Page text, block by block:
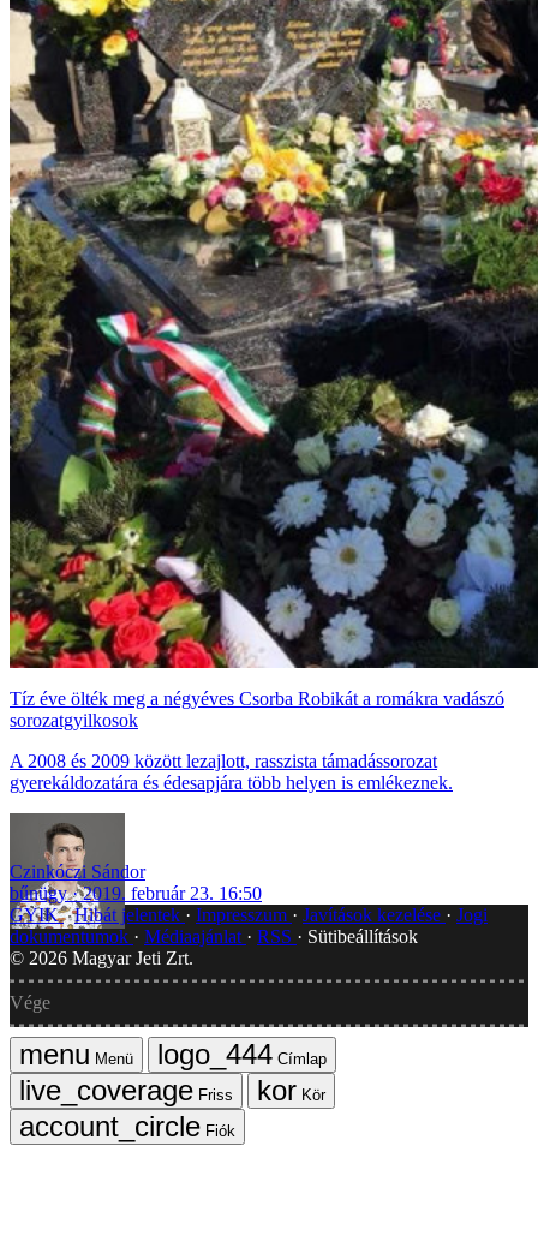
Tíz éve ölték meg a négyéves Csorba Robikát a romákra vadászó
sorozatgyilkosok
A 2008 és 2009 között lezajlott, rasszista támadássorozat
gyerekáldozatára és édesapjára több helyen is emlékeznek.
Czinkóczi Sándor
bűnügy
2019. február 23. 16:50
GYIK Hibát jelentek Impresszum Javítások kezelése
Jogi
dokumentumok
Médiaajánlat RSS
Sütibeállítások
© 2026 Magyar Jeti Zrt.
Vége
Menü
Címlap
Friss
Kör
Fiók